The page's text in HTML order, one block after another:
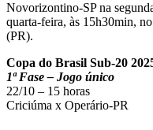
Novorizontino-SP na
quarta-feira, às 15h30min,
(PR).
Copa do Brasil Sub-20
1ª Fase – Jogo único
22/10 – 15 horas
Criciúma x Operário-PR